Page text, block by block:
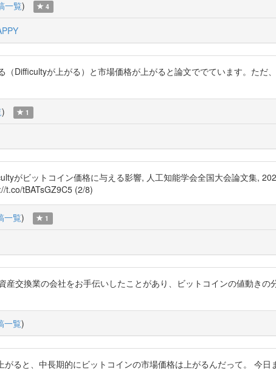
一覧) 4
Difficultyが上がる）と市場価格が上がると論文ででています。ただ
) 1
がビットコイン価格に与える影響, 人工知能学会全国大会論文集,
t.co/tBATsGZ9C5 (2/8)
一覧) 1
交換業の会社をお手伝いしたことがあり、ビットコインの値動きの
一覧)
ると、中長期的にビットコインの市場価格は上がるんだって。 今